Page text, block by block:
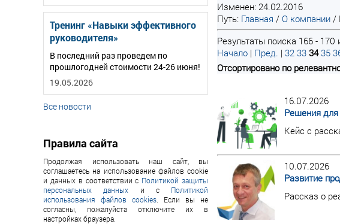
Тренинг «Навыки эффективного
руководителя»
В последний раз проведем по
прошлогодней стоимости 24-26 июня!
19.05.2026
Все новости
Правила сайта
Продолжая использовать наш сайт, вы
соглашаетесь на использование файлов cookie
и данных в соответствии с Политикой защиты
персональных данных и с Политикой
использования файлов cookies . Если вы не
согласны, пожалуйста отключите их в
настройках браузера.
Изменен: 24.02.2016
Путь: Главная / О компании /
Результаты поиска 166 - 170
Начало | Пред. | 32 33 34 35
Отсортировано по
16.07.2026
Решения для
Кейс с
10.07.2026
Развитие
Рассказ о